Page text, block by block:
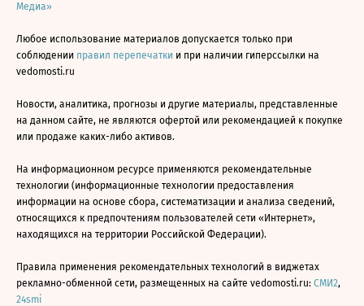
Медиа»
Любое использование материалов допускается только при
соблюдении правил перепечатки и при наличии гиперссылки на
vedomosti.ru
Новости, аналитика, прогнозы и другие материалы, представленные
на данном сайте, не являются офертой или рекомендацией к покупке
или продаже каких-либо активов.
На информационном ресурсе применяются рекомендательные
технологии (информационные технологии предоставления
информации на основе сбора, систематизации и анализа сведений,
относящихся к предпочтениям пользователей сети «Интернет»,
находящихся на территории Российской Федерации).
Правила применения рекомендательных технологий в виджетах
рекламно-обменной сети, размещенных на сайте vedomosti.ru: СМИ2,
24smi